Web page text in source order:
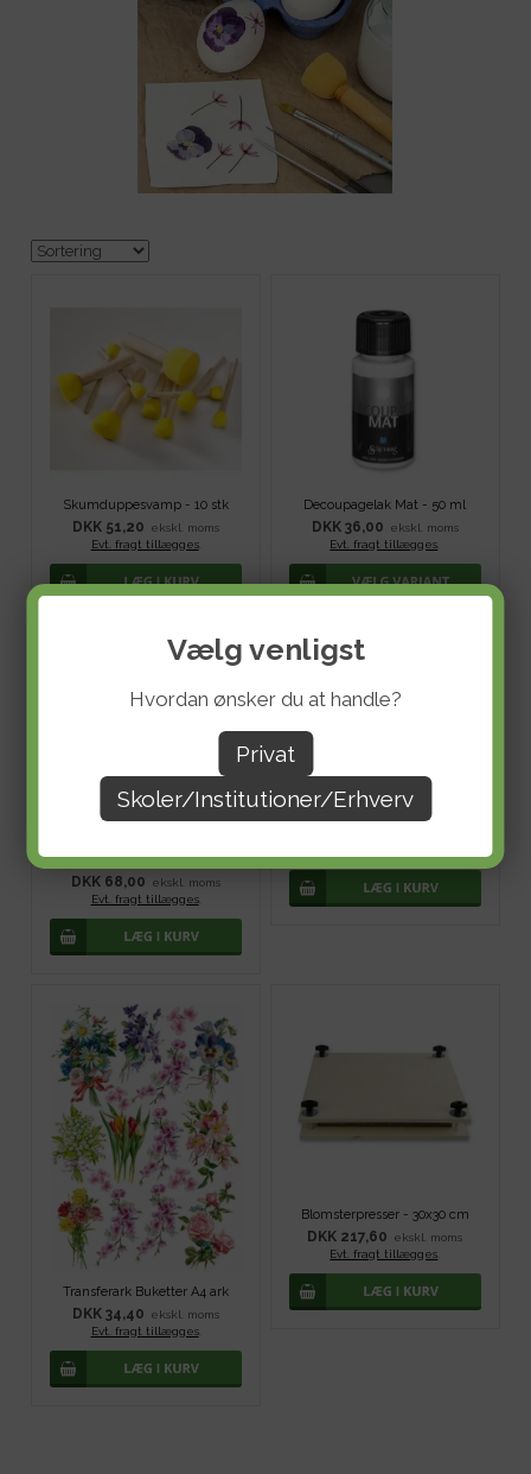
Vælg venligst
Hvordan ønsker du at handle?
Privat
Skoler/Institutioner/Erhverv
Skumduppesvamp - 10 stk
DKK 51,20
ekskl. moms
Evt. fragt tillægges.
Decoupagelak Mat - 50 ml
DKK 36,00
ekskl. moms
Evt. fragt tillægges
Pincet sæt - 4 stk
DKK 68,00
ekskl. moms
Evt. fragt tillægges.
Transferark Buketter A4 ark
DKK 34,40
ekskl. moms
Evt. fragt tillægges.
Blomsterpresser - 30x30 cm
DKK 217,60
ekskl. moms
Evt. fragt tillægges